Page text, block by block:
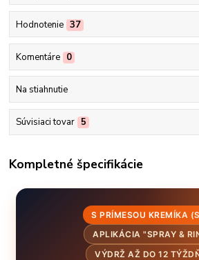
Hodnotenie 37
Komentáre 0
Na stiahnutie
Súvisiaci tovar 5
Kompletné špecifikácie
S PRÍMESOU KREMÍKA
APLIKÁCIA "SPRAY &
VÝDRŽ AŽ DO 12